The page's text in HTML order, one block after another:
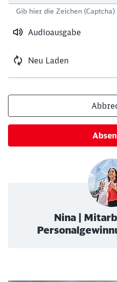
Audioausgabe
Neu Laden
Gib hier die Zeichen
Nina |
Möchten Sie zu